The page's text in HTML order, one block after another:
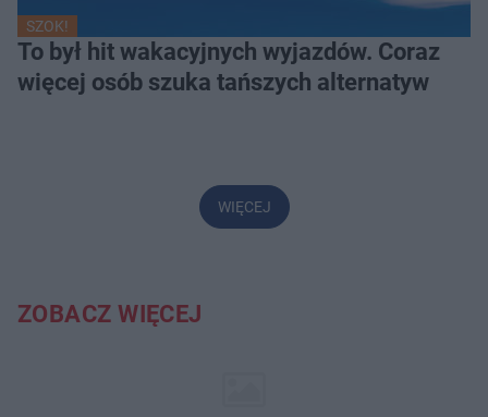
SZOK!
To był hit wakacyjnych wyjazdów. Coraz
więcej osób szuka tańszych alternatyw
WIĘCEJ
ZOBACZ WIĘCEJ